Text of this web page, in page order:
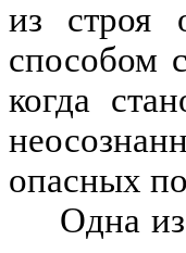
из строя
способом
когда
опасных
Одна